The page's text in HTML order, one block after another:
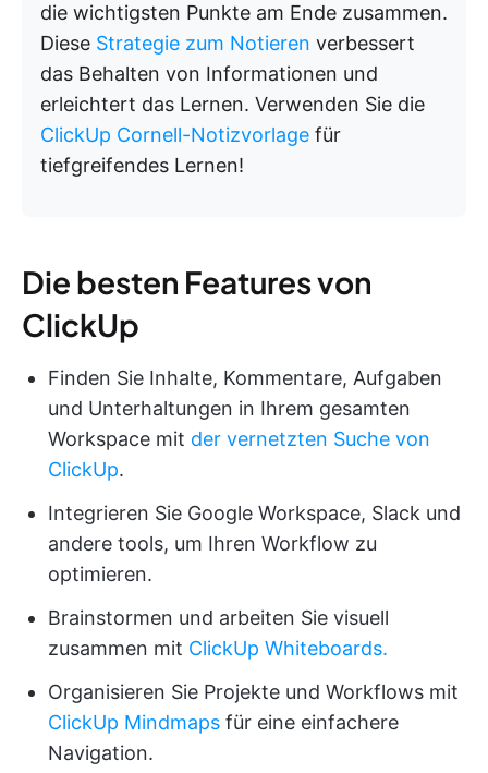
die wichtigsten Punkte am Ende zusammen.
Diese Strategie zum Notieren verbessert
das Behalten von Informationen und
erleichtert das Lernen. Verwenden Sie die
ClickUp Cornell-Notizvorlage für
tiefgreifendes Lernen!
Die besten Features von
ClickUp
Finden Sie Inhalte, Kommentare, Aufgaben
und Unterhaltungen in Ihrem gesamten
Workspace mit der vernetzten Suche von
ClickUp.
Integrieren Sie Google Workspace, Slack und
andere tools, um Ihren Workflow zu
optimieren.
Brainstormen und arbeiten Sie visuell
zusammen mit ClickUp Whiteboards.
Organisieren Sie Projekte und Workflows mit
ClickUp Mindmaps für eine einfachere
Navigation.